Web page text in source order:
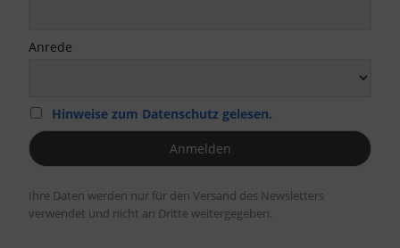
Anrede
Hinweise zum Datenschutz gelesen.
Ihre Daten werden nur für den Versand des Newsletters
verwendet und nicht an Dritte weitergegeben.